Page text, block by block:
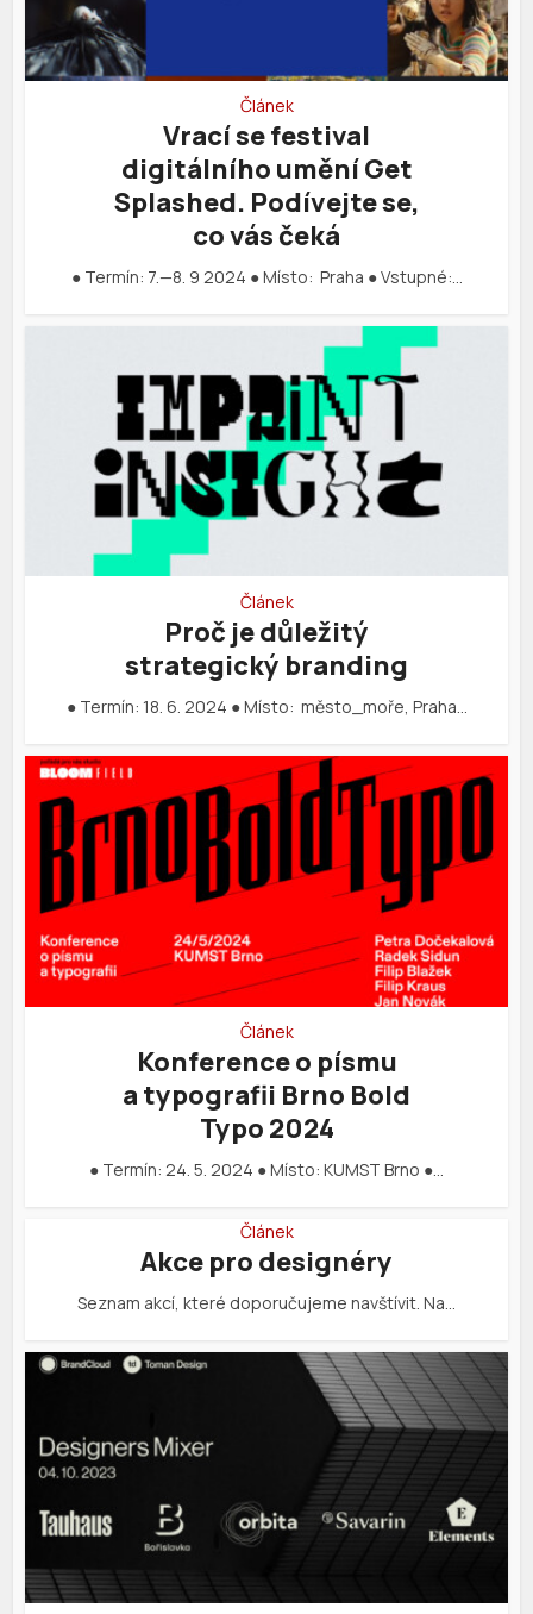
Článek
Vrací se festival
digitálního umění Get
Splashed. Podívejte se,
co vás čeká
● Termín: 7.—8. 9 2024 ● Místo: Praha ● Vstupné:…
Článek
Proč je důležitý
strategický branding
● Termín: 18. 6. 2024 ● Místo: město_moře, Praha…
Článek
Konference o písmu
a typografii Brno Bold
Typo 2024
● Termín: 24. 5. 2024 ● Místo: KUMST Brno ●…
Článek
Akce pro designéry
Seznam akcí, které doporučujeme navštívit. Na…